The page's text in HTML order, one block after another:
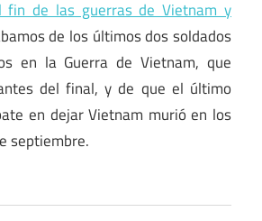
fin de las guerras de Vietnam y
de los últimos dos soldados
en la Guerra de Vietnam, que
del final, y de que el último
en dejar Vietnam murió en los
septiembre.